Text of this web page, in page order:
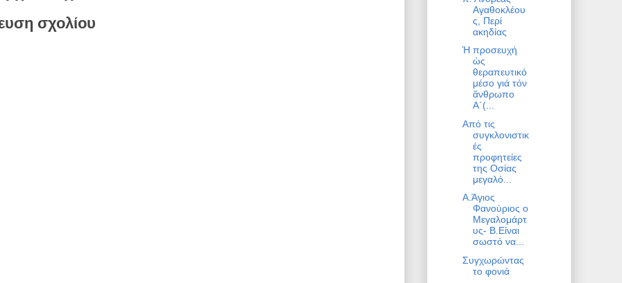
σχολίου
Αγαθοκλέου
ς, Περί
ακηδίας
Ἡ προσευχή
ὡς
θεραπευτικό
μέσο γιά τόν
ἄνθρωπο
Α΄(...
Από τις
συγκλονιστικ
ές
προφητείες
της Οσίας
μεγαλό...
Α.Άγιος
Φανούριος ο
Μεγαλομάρτ
υς- Β.Είναι
σωστό να...
Συγχωρώντας
το φονιά